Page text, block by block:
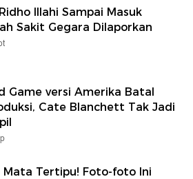
Illahi Sampai Masuk
Sakit Gegara Dilaporkan
Game versi Amerika Batal
Cate Blanchett Tak Jadi
Mata Tertipu! Foto-foto Ini